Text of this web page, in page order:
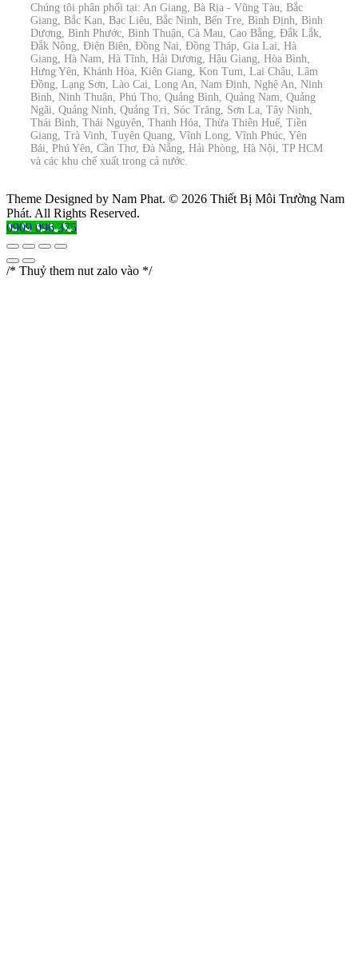
Chúng tôi phân phối tại: An Giang, Bà Rịa - Vũng Tàu, Bắc
Giang, Bắc Kạn, Bạc Liêu, Bắc Ninh, Bến Tre, Bình Định, Bình
Dương, Bình Phước, Bình Thuận, Cà Mau, Cao Bằng, Đắk Lắk,
Đắk Nông, Điện Biên, Đồng Nai, Đồng Tháp, Gia Lai, Hà
Giang, Hà Nam, Hà Tĩnh, Hải Dương, Hậu Giang, Hòa Bình,
Hưng Yên, Khánh Hòa, Kiên Giang, Kon Tum, Lai Châu, Lâm
Đồng, Lạng Sơn, Lào Cai, Long An, Nam Định, Nghệ An, Ninh
Bình, Ninh Thuận, Phú Thọ, Quảng Bình, Quảng Nam, Quảng
Ngãi, Quảng Ninh, Quảng Trị, Sóc Trăng, Sơn La, Tây Ninh,
Thái Bình, Thái Nguyên, Thanh Hóa, Thừa Thiên Huế, Tiền
Giang, Trà Vinh, Tuyên Quang, Vĩnh Long, Vĩnh Phúc, Yên
Bái, Phú Yên, Cần Thơ, Đà Nẵng, Hải Phòng, Hà Nội, TP HCM
và các khu chế xuất trong cả nước.
Theme Designed by Nam Phat. © 2026 Thiết Bị Môi Trường Nam
Phát. All Rights Reserved.
0909 096 375
/* Thuỷ them nut zalo vào */